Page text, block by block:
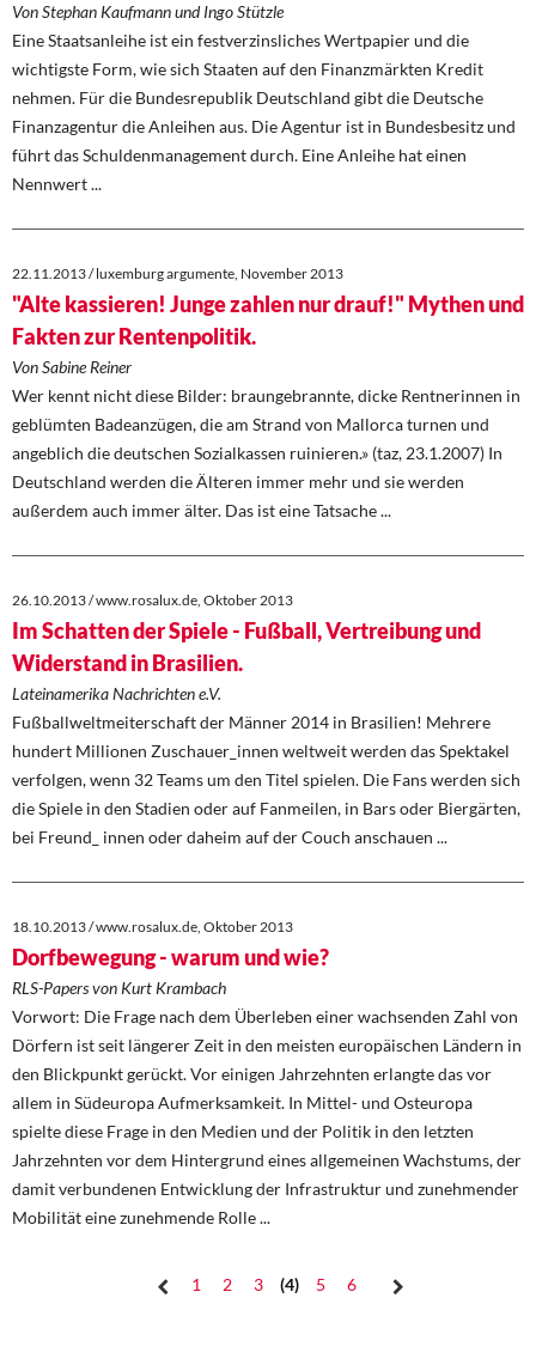
Von Stephan Kaufmann und Ingo Stützle
Eine Staatsanleihe ist ein festverzinsliches Wertpapier und die
wichtigste Form, wie sich Staaten auf den Finanzmärkten Kredit
nehmen. Für die Bundesrepublik Deutschland gibt die Deutsche
Finanzagentur die Anleihen aus. Die Agentur ist in Bundesbesitz und
führt das Schuldenmanagement durch. Eine Anleihe hat einen
Nennwert ...
22.11.2013 / luxemburg argumente, November 2013
"Alte kassieren! Junge zahlen nur drauf!" Mythen und
Fakten zur Rentenpolitik.
Von Sabine Reiner
Wer kennt nicht diese Bilder: braungebrannte, dicke Rentnerinnen in
geblümten Badeanzügen, die am Strand von Mallorca turnen und
angeblich die deutschen Sozialkassen ruinieren.» (taz, 23.1.2007) In
Deutschland werden die Älteren immer mehr und sie werden
außerdem auch immer älter. Das ist eine Tatsache ...
26.10.2013 / www.rosalux.de, Oktober 2013
Im Schatten der Spiele - Fußball, Vertreibung und
Widerstand in Brasilien.
Lateinamerika Nachrichten e.V.
Fußballweltmeiterschaft der Männer 2014 in Brasilien! Mehrere
hundert Millionen Zuschauer_innen weltweit werden das Spektakel
verfolgen, wenn 32 Teams um den Titel spielen. Die Fans werden sich
die Spiele in den Stadien oder auf Fanmeilen, in Bars oder Biergärten,
bei Freund_ innen oder daheim auf der Couch anschauen ...
18.10.2013 / www.rosalux.de, Oktober 2013
Dorfbewegung - warum und wie?
RLS-Papers von Kurt Krambach
Vorwort: Die Frage nach dem Überleben einer wachsenden Zahl von
Dörfern ist seit längerer Zeit in den meisten europäischen Ländern in
den Blickpunkt gerückt. Vor einigen Jahrzehnten erlangte das vor
allem in Südeuropa Aufmerksamkeit. In Mittel- und Osteuropa
spielte diese Frage in den Medien und der Politik in den letzten
Jahrzehnten vor dem Hintergrund eines allgemeinen Wachstums, der
damit verbundenen Entwicklung der Infrastruktur und zunehmender
Mobilität eine zunehmende Rolle ...
1 2 3 4 5 6